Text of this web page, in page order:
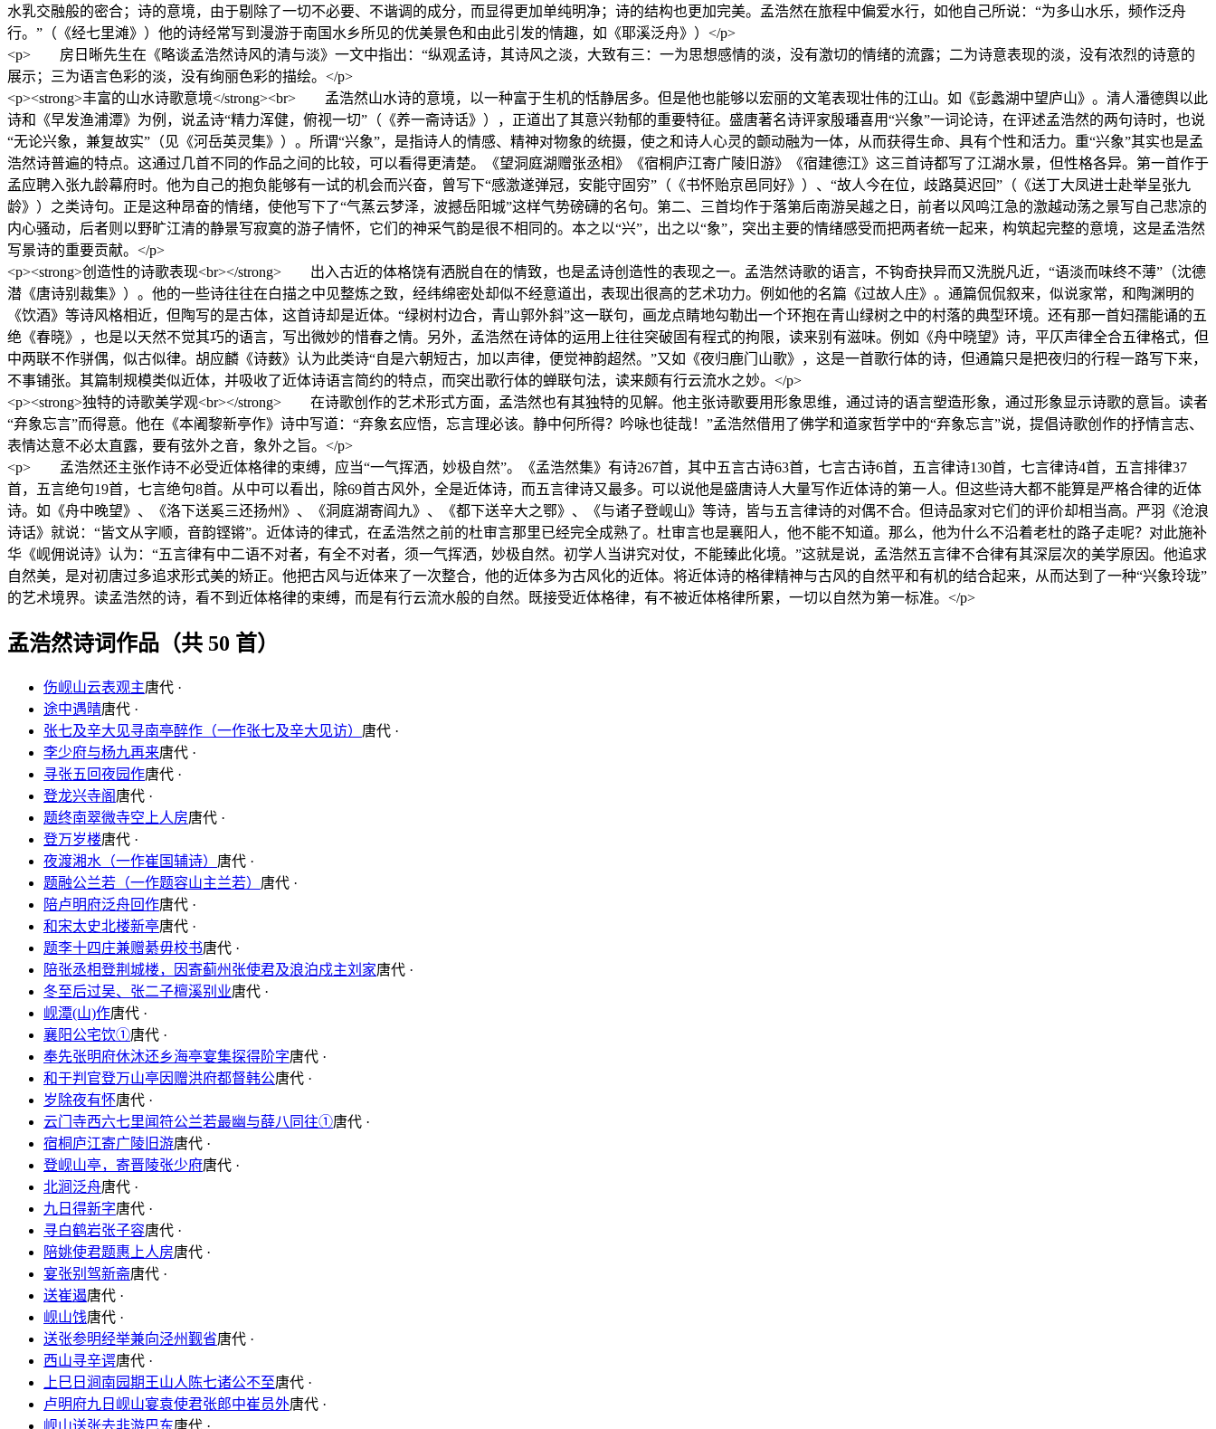
水乳交融般的密合；诗的意境，由于剔除了一切不必要、不谐调的成分，而显得更加单纯明净；诗的结构也更加完美。孟浩然在旅程中偏爱水行，如他自己所说：“为多山水乐，频作泛舟
行。”（《经七里滩》）他的诗经常写到漫游于南国水乡所见的优美景色和由此引发的情趣，如《耶溪泛舟》）</p>
<p> 房日晰先生在《略谈孟浩然诗风的清与淡》一文中指出：“纵观孟诗，其诗风之淡，大致有三：一为思想感情的淡，没有激切的情绪的流露；二为诗意表现的淡，没有浓烈的诗意的
展示；三为语言色彩的淡，没有绚丽色彩的描绘。</p>
<p><strong>丰富的山水诗歌意境</strong><br> 孟浩然山水诗的意境，以一种富于生机的恬静居多。但是他也能够以宏丽的文笔表现壮伟的江山。如《彭蠡湖中望庐山》。清人潘德舆以此
诗和《早发渔浦潭》为例，说孟诗“精力浑健，俯视一切”（《养一斋诗话》），正道出了其意兴勃郁的重要特征。盛唐著名诗评家殷璠喜用“兴象”一词论诗，在评述孟浩然的两句诗时，也说
“无论兴象，兼复故实”（见《河岳英灵集》）。所谓“兴象”，是指诗人的情感、精神对物象的统摄，使之和诗人心灵的颤动融为一体，从而获得生命、具有个性和活力。重“兴象”其实也是孟
浩然诗普遍的特点。这通过几首不同的作品之间的比较，可以看得更清楚。《望洞庭湖赠张丞相》《宿桐庐江寄广陵旧游》《宿建德江》这三首诗都写了江湖水景，但性格各异。第一首作于
孟应聘入张九龄幕府时。他为自己的抱负能够有一试的机会而兴奋，曾写下“感激遂弹冠，安能守固穷”（《书怀贻京邑同好》）、“故人今在位，歧路莫迟回”（《送丁大凤进士赴举呈张九
龄》）之类诗句。正是这种昂奋的情绪，使他写下了“气蒸云梦泽，波撼岳阳城”这样气势磅礴的名句。第二、三首均作于落第后南游吴越之日，前者以风鸣江急的激越动荡之景写自己悲凉的
内心骚动，后者则以野旷江清的静景写寂寞的游子情怀，它们的神采气韵是很不相同的。本之以“兴”，出之以“象”，突出主要的情绪感受而把两者统一起来，构筑起完整的意境，这是孟浩然
写景诗的重要贡献。</p>
<p><strong>创造性的诗歌表现<br></strong> 出入古近的体格饶有洒脱自在的情致，也是孟诗创造性的表现之一。孟浩然诗歌的语言，不钩奇抉异而又洗脱凡近，“语淡而味终不薄”（沈德
潜《唐诗别裁集》）。他的一些诗往往在白描之中见整炼之致，经纬绵密处却似不经意道出，表现出很高的艺术功力。例如他的名篇《过故人庄》。通篇侃侃叙来，似说家常，和陶渊明的
《饮酒》等诗风格相近，但陶写的是古体，这首诗却是近体。“绿树村边合，青山郭外斜”这一联句，画龙点睛地勾勒出一个环抱在青山绿树之中的村落的典型环境。还有那一首妇孺能诵的五
绝《春晓》，也是以天然不觉其巧的语言，写出微妙的惜春之情。另外，孟浩然在诗体的运用上往往突破固有程式的拘限，读来别有滋味。例如《舟中晓望》诗，平仄声律全合五律格式，但
中两联不作骈偶，似古似律。胡应麟《诗薮》认为此类诗“自是六朝短古，加以声律，便觉神韵超然。”又如《夜归鹿门山歌》，这是一首歌行体的诗，但通篇只是把夜归的行程一路写下来，
不事铺张。其篇制规模类似近体，并吸收了近体诗语言简约的特点，而突出歌行体的蝉联句法，读来颇有行云流水之妙。</p>
<p><strong>独特的诗歌美学观<br></strong> 在诗歌创作的艺术形式方面，孟浩然也有其独特的见解。他主张诗歌要用形象思维，通过诗的语言塑造形象，通过形象显示诗歌的意旨。读者
“弃象忘言”而得意。他在《本阇黎新亭作》诗中写道：“弃象玄应悟，忘言理必该。静中何所得？吟咏也徒哉！”孟浩然借用了佛学和道家哲学中的“弃象忘言”说，提倡诗歌创作的抒情言志、
表情达意不必太直露，要有弦外之音，象外之旨。</p>
<p> 孟浩然还主张作诗不必受近体格律的束缚，应当“一气挥洒，妙极自然”。《孟浩然集》有诗267首，其中五言古诗63首，七言古诗6首，五言律诗130首，七言律诗4首，五言排律37
首，五言绝句19首，七言绝句8首。从中可以看出，除69首古风外，全是近体诗，而五言律诗又最多。可以说他是盛唐诗人大量写作近体诗的第一人。但这些诗大都不能算是严格合律的近体
诗。如《舟中晚望》、《洛下送奚三还扬州》、《洞庭湖寄阎九》、《都下送辛大之鄂》、《与诸子登岘山》等诗，皆与五言律诗的对偶不合。但诗品家对它们的评价却相当高。严羽《沧浪
诗话》就说：“皆文从字顺，音韵铿锵”。近体诗的律式，在孟浩然之前的杜审言那里已经完全成熟了。杜审言也是襄阳人，他不能不知道。那么，他为什么不沿着老杜的路子走呢？对此施补
华《岘佣说诗》认为：“五言律有中二语不对者，有全不对者，须一气挥洒，妙极自然。初学人当讲究对仗，不能臻此化境。”这就是说，孟浩然五言律不合律有其深层次的美学原因。他追求
自然美，是对初唐过多追求形式美的矫正。他把古风与近体来了一次整合，他的近体多为古风化的近体。将近体诗的格律精神与古风的自然平和有机的结合起来，从而达到了一种“兴象玲珑”
的艺术境界。读孟浩然的诗，看不到近体格律的束缚，而是有行云流水般的自然。既接受近体格律，有不被近体格律所累，一切以自然为第一标准。</p>
孟浩然诗词作品（共 50 首）
伤岘山云表观主唐代 ·
途中遇晴唐代 ·
张七及辛大见寻南亭醉作（一作张七及辛大见访） 唐代 ·
李少府与杨九再来唐代 ·
寻张五回夜园作唐代 ·
登龙兴寺阁 唐代 ·
题终南翠微寺空上人房唐代 ·
登万岁楼唐代 ·
夜渡湘水（一作崔国辅诗） 唐代 ·
题融公兰若（一作题容山主兰若） 唐代 ·
陪卢明府泛舟回作唐代 ·
和宋太史北楼新亭唐代 ·
题李十四庄兼赠綦毋校书唐代 ·
陪张丞相登荆城楼，因寄蓟州张使君及浪泊戍主刘家唐代 ·
冬至后过吴、张二子檀溪别业唐代 ·
岘潭(山)作唐代 ·
襄阳公宅饮①唐代 ·
奉先张明府休沐还乡海亭宴集探得阶字唐代 ·
和于判官登万山亭因赠洪府都督韩公唐代 ·
岁除夜有怀唐代 ·
云门寺西六七里闻符公兰若最幽与薛八同往①唐代 ·
宿桐庐江寄广陵旧游唐代 ·
登岘山亭，寄晋陵张少府唐代 ·
北涧泛舟唐代 ·
九日得新字唐代 ·
寻白鹤岩张子容唐代 ·
陪姚使君题惠上人房唐代 ·
宴张别驾新斋唐代 ·
送崔遏唐代 ·
岘山饯唐代 ·
送张参明经举兼向泾州觐省唐代 ·
西山寻辛谔唐代 ·
上巳日涧南园期王山人陈七诸公不至唐代 ·
卢明府九日岘山宴袁使君张郎中崔员外唐代 ·
岘山送张去非游巴东唐代 ·